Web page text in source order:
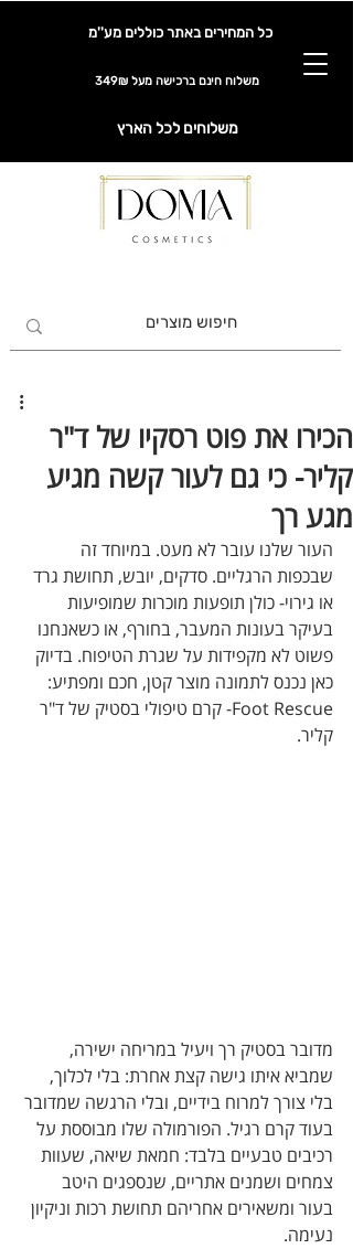
כל המחירים באתר כוללים מע''מ
משלוח חינם ברכישה מעל 349₪
משלוחים לכל הארץ
הכירו את פוט רסקיו של ד"ר
קליר- כי גם לעור קשה מגיע
מגע רך
העור שלנו עובר לא מעט. במיוחד זה
שבכפות הרגליים. סדקים, יובש, תחושת גרד
או גירוי- כולן תופעות מוכרות שמופיעות
בעיקר בעונות המעבר, בחורף, או כשאנחנו
פשוט לא מקפידות על שגרת הטיפוח. בדיוק
כאן נכנס לתמונה מוצר קטן, חכם ומפתיע:
Foot Rescue- קרם טיפולי בסטיק של ד"ר
קליר.
מדובר בסטיק רך ויעיל במריחה ישירה,
שמביא איתו גישה קצת אחרת: בלי לכלוך,
בלי צורך למרוח בידיים, ובלי הרגשה שמדובר
בעוד קרם רגיל. הפורמולה שלו מבוססת על
רכיבים טבעיים בלבד: חמאת שיאה, שעוות
צמחים ושמנים אתריים, שנספגים היטב
בעור ומשאירים אחריהם תחושת רכות וניקיון
נעימה.